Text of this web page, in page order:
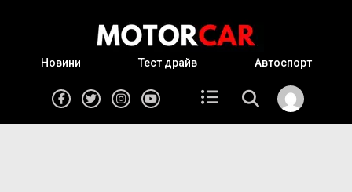
Новини Тест драйв Автоспорт